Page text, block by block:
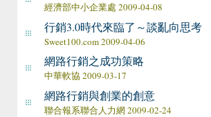
經濟部中小企業處 2009-04-08
行銷3.0時代來臨了～談亂向思考
Sweet100.com 2009-04-06
網路行銷之成功策略
中華軟協 2009-03-17
網路行銷與創業的創意
聯合報系聯合人力網 2009-02-24